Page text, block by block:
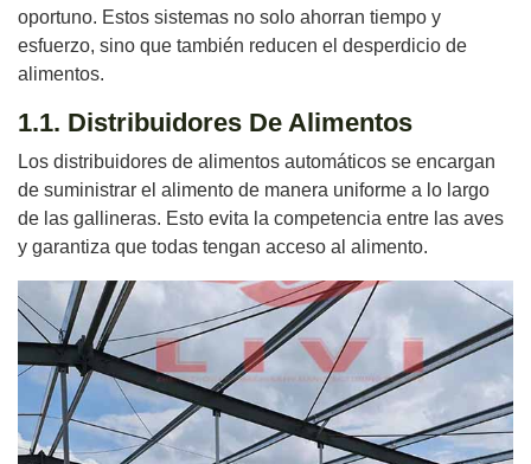
oportuno. Estos sistemas no solo ahorran tiempo y
esfuerzo, sino que también reducen el desperdicio de
alimentos.
1.1. Distribuidores De Alimentos
Los distribuidores de alimentos automáticos se encargan
de suministrar el alimento de manera uniforme a lo largo
de las gallineras. Esto evita la competencia entre las aves
y garantiza que todas tengan acceso al alimento.